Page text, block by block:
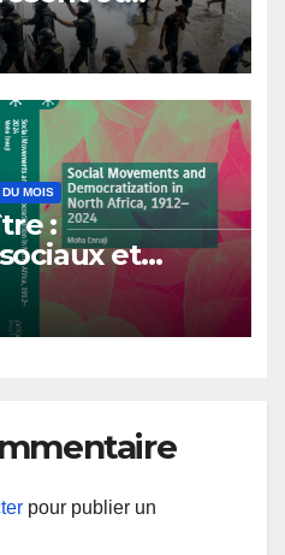
MOIS
:
et
en Afrique
pour publier un